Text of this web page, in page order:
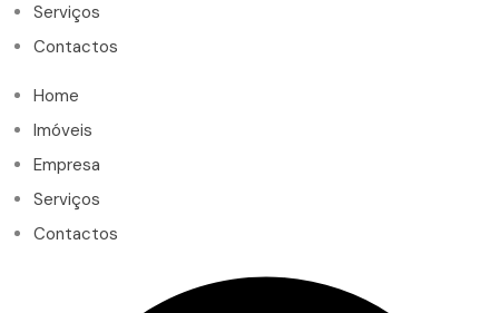
Serviços
Contactos
Home
Imóveis
Empresa
Serviços
Contactos